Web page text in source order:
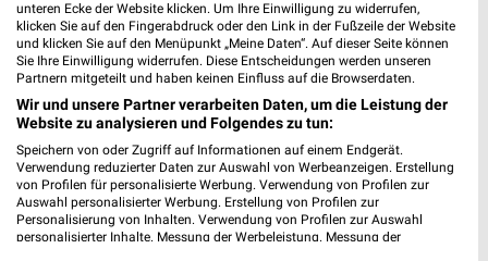
2 km
Wohnideen so individuell wie du!
Gültig bis Fr. 14.08.
1,8 km
Trendbonus
Noch heute gültig
XXXLutz XXXLutz
unteren Ecke der Website klicken. Um Ihre Einwilligung zu widerrufen,
klicken Sie auf den Fingerabdruck oder den Link in der Fußzeile der Website
und klicken Sie auf den Menüpunkt „Meine Daten“. Auf dieser Seite können
Sie Ihre Einwilligung widerrufen. Diese Entscheidungen werden unseren
Partnern mitgeteilt und haben keinen Einfluss auf die Browserdaten.
Wir und unsere Partner verarbeiten Daten, um die Leistung der
Website zu analysieren und Folgendes zu tun:
Speichern von oder Zugriff auf Informationen auf einem Endgerät.
Verwendung reduzierter Daten zur Auswahl von Werbeanzeigen. Erstellung
von Profilen für personalisierte Werbung. Verwendung von Profilen zur
Auswahl personalisierter Werbung. Erstellung von Profilen zur
Personalisierung von Inhalten. Verwendung von Profilen zur Auswahl
personalisierter Inhalte. Messung der Werbeleistung. Messung der